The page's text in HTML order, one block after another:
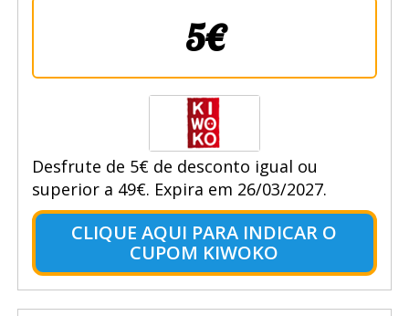
5€
Desfrute de 5€ de desconto igual ou
superior a 49€. Expira em 26/03/2027.
CLIQUE AQUI PARA INDICAR O
CUPOM KIWOKO